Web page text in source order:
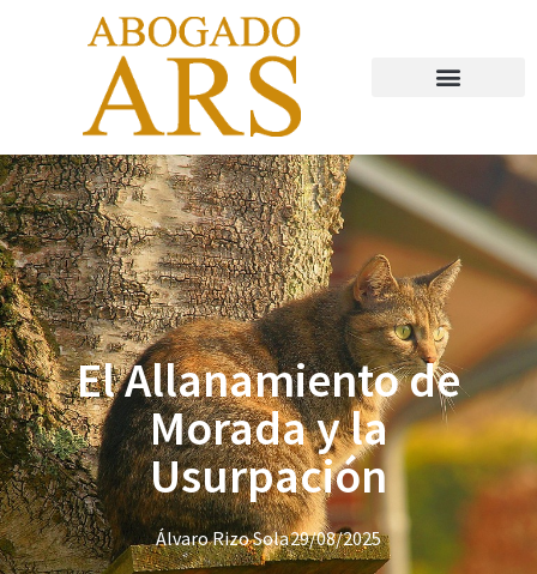
El Allanamiento de
Morada y la
Usurpación
Álvaro Rizo Sola29/08/2025